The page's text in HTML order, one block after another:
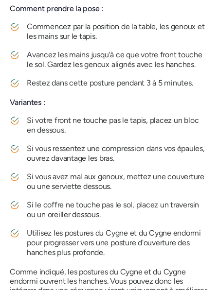
Comment prendre la pose :
Commencez par la position de la table, les genoux et
les mains sur le tapis.
Avancez les mains jusqu'à ce que votre front touche
le sol. Gardez les genoux alignés avec les hanches.
Restez dans cette posture pendant 3 à 5 minutes.
Variantes :
Si votre front ne touche pas le tapis, placez un bloc
en dessous.
Si vous ressentez une compression dans vos épaules,
ouvrez davantage les bras.
Si vous avez mal aux genoux, mettez une couverture
ou une serviette dessous.
Si le coffre ne touche pas le sol, placez un traversin
ou un oreiller dessous.
Utilisez les postures du Cygne et du Cygne endormi
pour progresser vers une posture d'ouverture des
hanches plus profonde.
Comme indiqué, les postures du Cygne et du Cygne
endormi ouvrent les hanches. Vous pouvez donc les